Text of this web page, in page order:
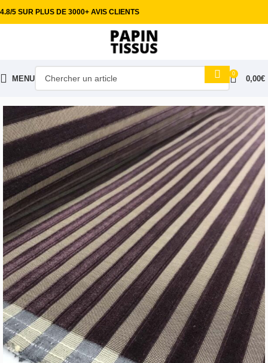
4.8/5 SUR PLUS DE 3000+ AVIS CLIENTS
MENU
0
0,00€